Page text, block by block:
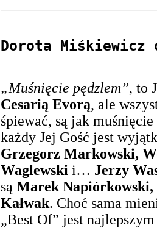
Dorota Miśkiewicz
„Muśnięcie pędzlem”, to
Cesarią Evorą, ale
śpiewać, są jak
każdy Jej Gość jest
Grzegorz Markowski,
Waglewski i… Jerzy
są Marek Napiórkowski,
Kałwak. Choć sama
„Best Of” jest